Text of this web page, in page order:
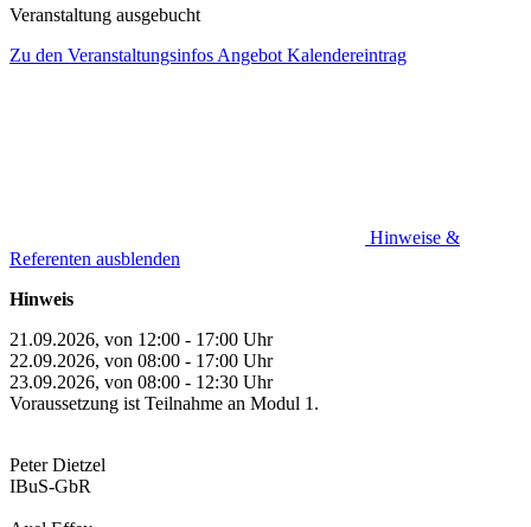
Veranstaltung ausgebucht
Zu den Veranstaltungsinfos Angebot Kalendereintrag
Hinweise &
Referenten ausblenden
Hinweis
21.09.2026, von 12:00 - 17:00 Uhr
22.09.2026, von 08:00 - 17:00 Uhr
23.09.2026, von 08:00 - 12:30 Uhr
Voraussetzung ist Teilnahme an Modul 1.
Peter Dietzel
IBuS-GbR